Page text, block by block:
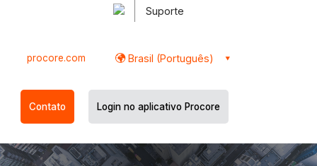
Suporte
procore.com Brasil (Português)
Contato Login no aplicativo Procore